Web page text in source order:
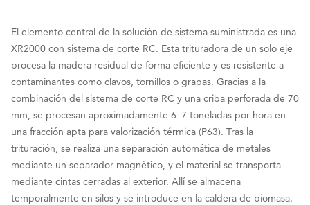
El elemento central de la solución de sistema suministrada es una
XR2000 con sistema de corte RC. Esta trituradora de un solo eje
procesa la madera residual de forma eficiente y es resistente a
contaminantes como clavos, tornillos o grapas. Gracias a la
combinación del sistema de corte RC y una criba perforada de 70
mm, se procesan aproximadamente 6–7 toneladas por hora en
una fracción apta para valorización térmica (P63). Tras la
trituración, se realiza una separación automática de metales
mediante un separador magnético, y el material se transporta
mediante cintas cerradas al exterior. Allí se almacena
temporalmente en silos y se introduce en la caldera de biomasa.